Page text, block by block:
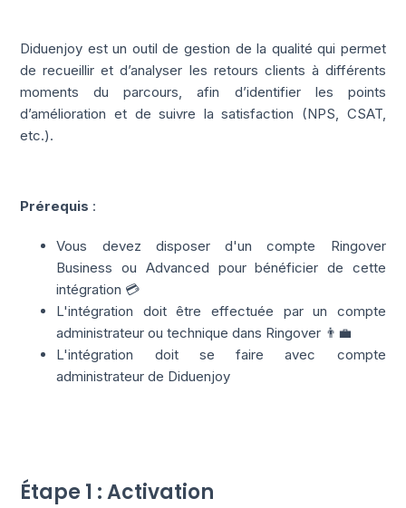
Diduenjoy est un outil de gestion de la qualité qui permet
de recueillir et d’analyser les retours clients à différents
moments du parcours, afin d’identifier les points
d’amélioration et de suivre la satisfaction (NPS, CSAT,
etc.).
Prérequis :
Vous devez disposer d'un compte Ringover
Business ou Advanced pour bénéficier de cette
intégration 💳
L'intégration doit être effectuée par un compte
administrateur ou technique dans Ringover 👨‍💼
L'intégration doit se faire avec compte
administrateur de Diduenjoy
Étape 1 : Activation